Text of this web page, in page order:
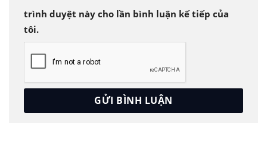
trình duyệt này cho lần bình luận kế tiếp của
tôi.